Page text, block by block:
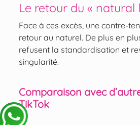
Le retour du « natural
Face à ces excès, une contre-
retour au naturel. De plus en
refusent la standardisation et
singularité.
Comparaison avec
TikTok